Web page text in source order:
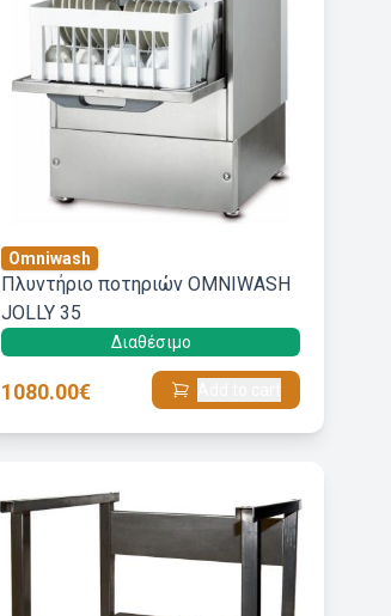
Omniwash
Πλυντήριο ποτηριών OMNIWASH
JOLLY 35
Διαθέσιμο
1080.00€